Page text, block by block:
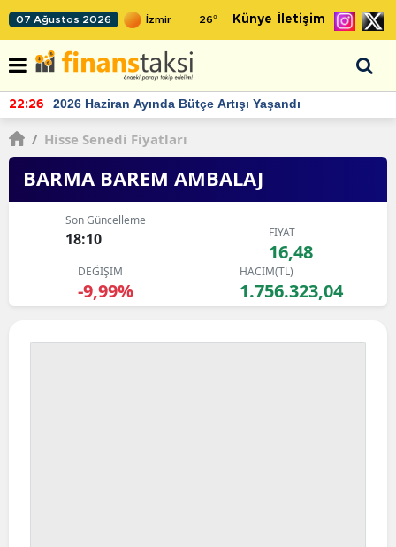
07 Ağustos 2026 26° Künye İletişim
22:24 TCMB'nin rezervlerinde artan momentum devam ediyor
/ Hisse Senedi Fiyatları
BARMA BAREM AMBALAJ
Son Güncelleme
18:10 FİYAT
16,48
DEĞİŞİM
-9,99%
HACİM(TL)
1.756.323,04